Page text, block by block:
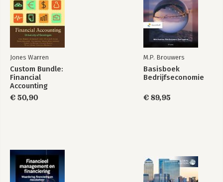
Jones Warren
Custom Bundle:
Financial
Accounting
€ 50,90
M.P. Brouwers
Basisboek
Bedrijfseconomie
€ 89,95